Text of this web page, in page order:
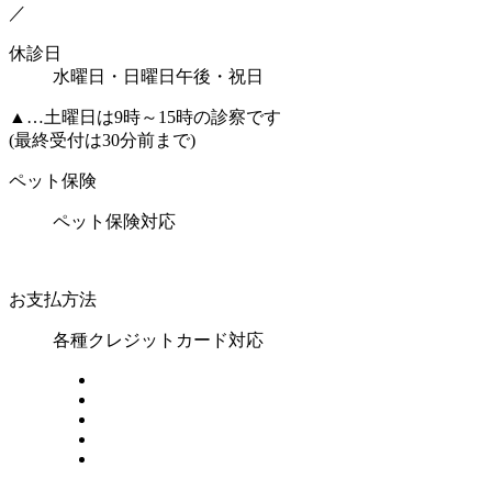
／
休診日
水曜日・日曜日午後・祝日
▲ …土曜日は9時～15時の診察です
(最終受付は30分前まで)
ペット保険
ペット保険対応
お支払方法
各種クレジットカード対応